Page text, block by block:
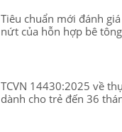
Tiêu chuẩn mới đánh
nứt của hỗn hợp bê
TCVN 14430:2025 về
dành cho trẻ đến 36